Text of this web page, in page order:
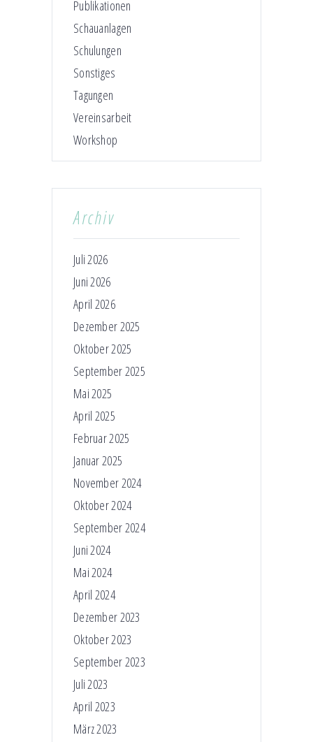
Publikationen
Schauanlagen
Schulungen
Sonstiges
Tagungen
Vereinsarbeit
Workshop
Archiv
Juli 2026
Juni 2026
April 2026
Dezember 2025
Oktober 2025
September 2025
Mai 2025
April 2025
Februar 2025
Januar 2025
November 2024
Oktober 2024
September 2024
Juni 2024
Mai 2024
April 2024
Dezember 2023
Oktober 2023
September 2023
Juli 2023
April 2023
März 2023